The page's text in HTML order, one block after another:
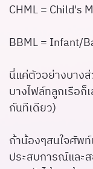
CHML = Child's
BBML = Infant/
นี่แค่ตัวอย่างบางส่
บางไฟล์ทลูกเรือ
กันทีเดียว)
ถ้าน้องๆสนใจศัพ
ประสบการณ์และ